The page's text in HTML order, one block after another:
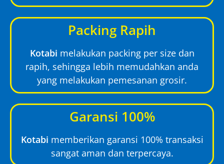
Packing Rapih
Kotabi melakukan packing per size dan
rapih, sehingga lebih memudahkan anda
yang melakukan pemesanan grosir.
Garansi 100%
Kotabi memberikan garansi 100% transaksi
sangat aman dan terpercaya.